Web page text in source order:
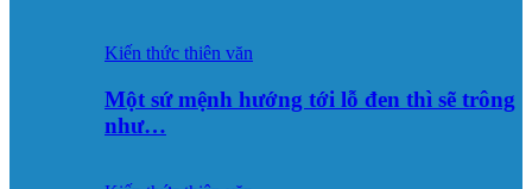
Kiến thức thiên văn
Một sứ mệnh hướng tới lỗ đen thì sẽ trông
như…